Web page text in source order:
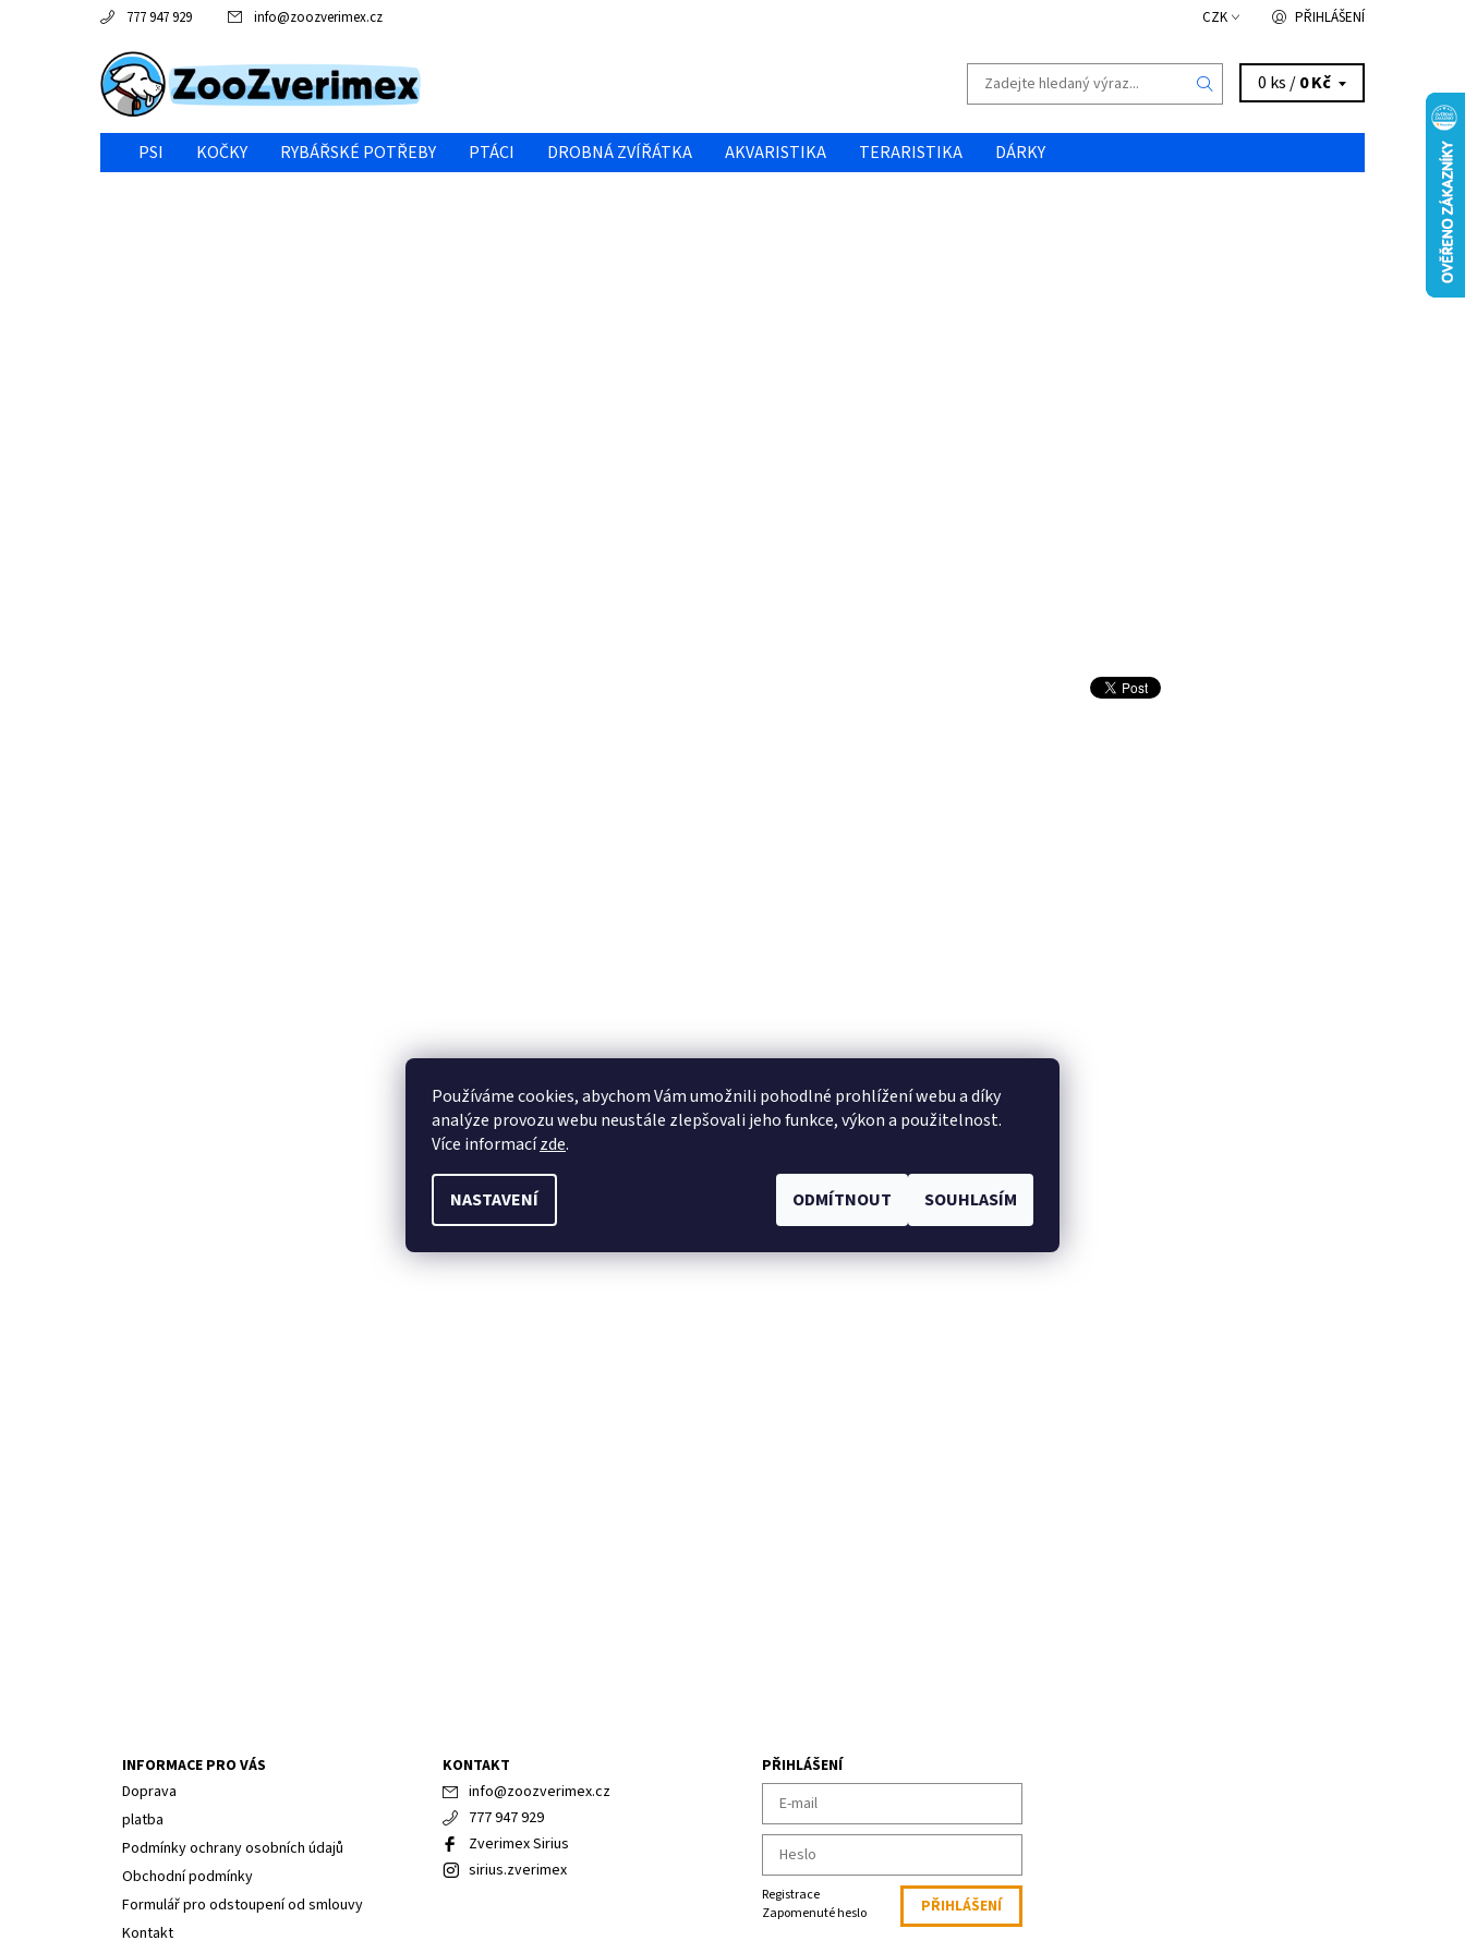
777 947 929 info@zoozverimex.cz CZK PŘIHLÁŠENÍ
0 ks /0 Kč
PSI KOČKY RYBÁŘSKÉ POTŘEBY PTÁCI DROBNÁ ZVÍŘÁTKA AKVARISTIKA TERARISTIKA
DÁRKY
INFORMACE PRO VÁS
Doprava
platba
Podmínky ochrany osobních údajů
Obchodní podmínky
Formulář pro odstoupení od smlouvy
Kontakt
KONTAKT
info@zoozverimex.cz
777 947 929
Zverimex Sirius
sirius.zverimex
PŘIHLÁŠENÍ
Registrace
Zapomenuté heslo
Používáme cookies, abychom Vám umožnili pohodlné prohlížení webu a díky
analýze provozu webu neustále zlepšovali jeho funkce, výkon a použitelnost.
Více informacízde.
NASTAVENÍ ODMÍTNOUT SOUHLASÍM